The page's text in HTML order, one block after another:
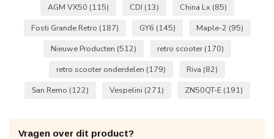
AGM VX50 (115) CDI (13) China Lx (85)
Fosti Grande Retro (187) GY6 (145) Maple-2 (95)
Nieuwe Producten (512) retro scooter (170)
retro scooter onderdelen (179) Riva (82)
San Remo (122) Vespelini (271) ZN50QT-E (191)
Vragen over dit product?